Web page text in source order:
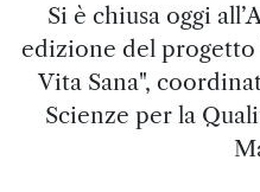
Si è chiusa oggi
edizione del progetto
Vita Sana",
Scienze per la